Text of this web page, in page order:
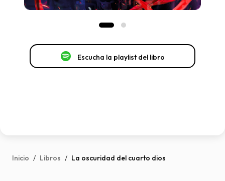
Escucha la playlist del libro
Inicio / Libros / La oscuridad del cuarto dios